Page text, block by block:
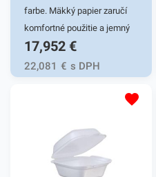
farbe. Mäkký papier zaručí
komfortné použitie a jemný
kontakt s pokožkou.
Používajú sa do zásobníkov
na toaletách, výdajných
17,952 €
22,081 € s DPH